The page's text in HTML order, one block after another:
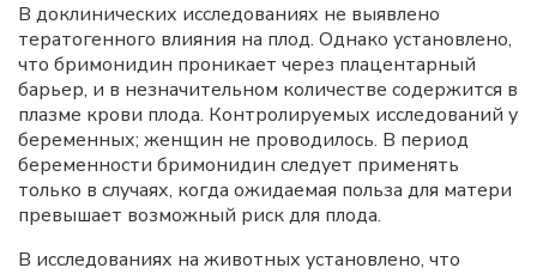
В доклинических исследованиях не выявлено
тератогенного влияния на плод. Однако установлено,
что бримонидин проникает через плацентарный
барьер, и в незначительном количестве содержится в
плазме крови плода. Контролируемых исследований у
беременных; женщин не проводилось. В период
беременности бримонидин следует применять
только в случаях, когда ожидаемая польза для матери
превышает возможный риск для плода.
В исследованиях на животных установлено, что